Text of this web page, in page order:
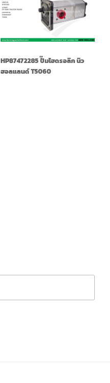
HP87472285 ปั๊มไฮดรอลิก นิว
ฮอลแลนด์ T5060